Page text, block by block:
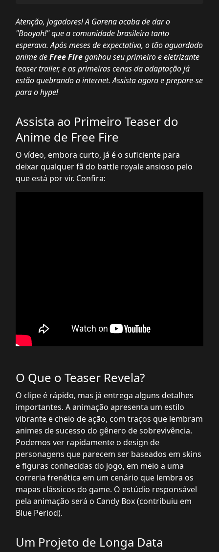
Atenção, jogadores! A Garena acaba de dar o
"Booyah!" que a comunidade brasileira tanto
esperava. Após meses de expectativa, o tão aguardado
anime deFree Fireganhou seu primeiro e eletrizante
teaser trailer, e as primeiras cenas da adaptação já
estão quebrando a internet. Assista agora e prepare-se
para o hype!
Assista ao Primeiro Teaser do
Anime de Free Fire
O vídeo, embora curto, já é o suficiente para
deixar qualquer fã do battle royale ansioso pelo
que está por vir. Confira:
O Que o Teaser Revela?
O clipe é rápido, mas já entrega alguns detalhes
importantes. A animação apresenta um estilo
vibrante e cheio de ação, com traços que lembram
animes de sucesso do gênero de sobrevivência.
Podemos ver rapidamente o design de
personagens que parecem ser baseados em skins
e figuras conhecidas do jogo, em meio a uma
correria frenética em um cenário que lembra os
mapas clássicos do game. O estúdio responsável
pela animação será o Candy Box (contribuiu em
Blue Period).
Um Projeto de Longa Data